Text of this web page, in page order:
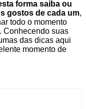
forma saiba ou
gostos de cada um,
todo o momento
Conhecendo suas
das dicas aqui
momento de